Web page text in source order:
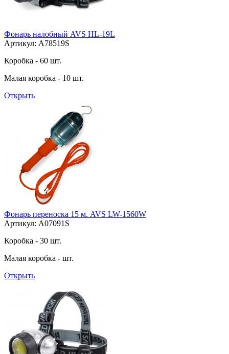
Фонарь налобный AVS HL-19L
Артикул: A78519S
Коробка - 60 шт.
Малая коробка - 10 шт.
Открыть
Фонарь переноска 15 м. AVS LW-1560W
Артикул: A07091S
Коробка - 30 шт.
Малая коробка - шт.
Открыть